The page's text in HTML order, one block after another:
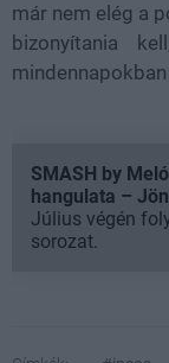
már nem elég a
bizonyítania
SMASH by
hangulata –
Július végén
sorozat.